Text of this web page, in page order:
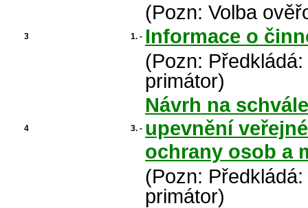
(Pozn: Volba
3 1. - Informace o
(Pozn:
primátor)
4 3. -
Návrh na
upevnění
ochrany osob a
(Pozn:
primátor)